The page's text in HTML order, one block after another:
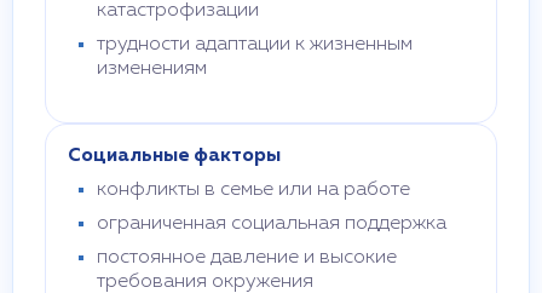
катастрофизации
трудности адаптации к жизненным
изменениям
Социальные факторы
конфликты в семье или на работе
ограниченная социальная поддержка
постоянное давление и высокие
требования окружения